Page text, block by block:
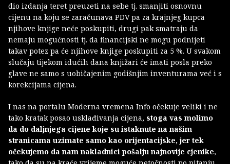
dio izdanja teret preuzeti na sebe tj. smanjiti osnovnu
cijenu na koju se zaračunava PDV pa za krajnjeg kupca
njihove knjige neće poskupiti, drugi pak smatraju da
nemaju mogućnosti tj. da financijski ne mogu podnijeti
takav potez pa će njihove knjige poskupiti za 5 %. U svakom
slučaju tijekom idućih dana knjižari će imati posla preko
glave ne samo s uobičajenim godišnjim inventurama već i s
korekcijama cijena.
I nas na portalu Moderna vremena Info očekuje veliki i ne
tako kratak posao usklađivanja cijena, stoga vas molimo
da do daljnjega cijene koje su istaknute na našim
stranicama uzimate samo kao orijentacijske, jer tek
očekujemo da nam nakladnici pošalju najnovije cjenike,